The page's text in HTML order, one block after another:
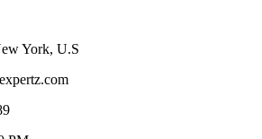
York, U.S